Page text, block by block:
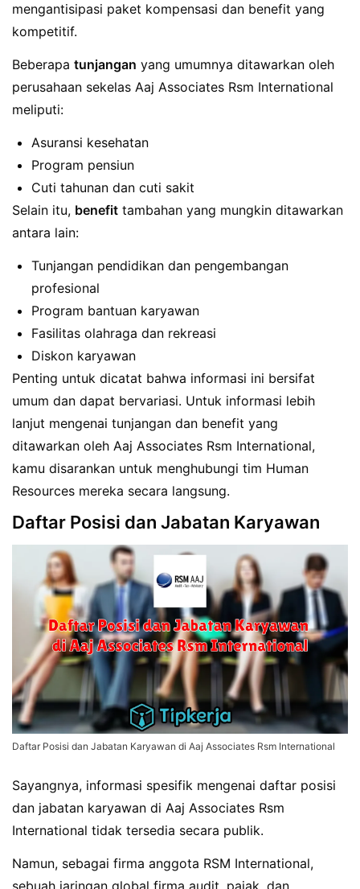
mengantisipasi paket kompensasi dan benefit yang
kompetitif.
Beberapa tunjangan yang umumnya ditawarkan oleh
perusahaan sekelas Aaj Associates Rsm International
meliputi:
Asuransi kesehatan
Program pensiun
Cuti tahunan dan cuti sakit
Selain itu, benefit tambahan yang mungkin ditawarkan
antara lain:
Tunjangan pendidikan dan pengembangan
profesional
Program bantuan karyawan
Fasilitas olahraga dan rekreasi
Diskon karyawan
Penting untuk dicatat bahwa informasi ini bersifat
umum dan dapat bervariasi. Untuk informasi lebih
lanjut mengenai tunjangan dan benefit yang
ditawarkan oleh Aaj Associates Rsm International,
kamu disarankan untuk menghubungi tim Human
Resources mereka secara langsung.
Daftar Posisi dan Jabatan Karyawan
Daftar Posisi dan Jabatan Karyawan di Aaj Associates Rsm International
Sayangnya, informasi spesifik mengenai daftar posisi
dan jabatan karyawan di Aaj Associates Rsm
International tidak tersedia secara publik.
Namun, sebagai firma anggota RSM International,